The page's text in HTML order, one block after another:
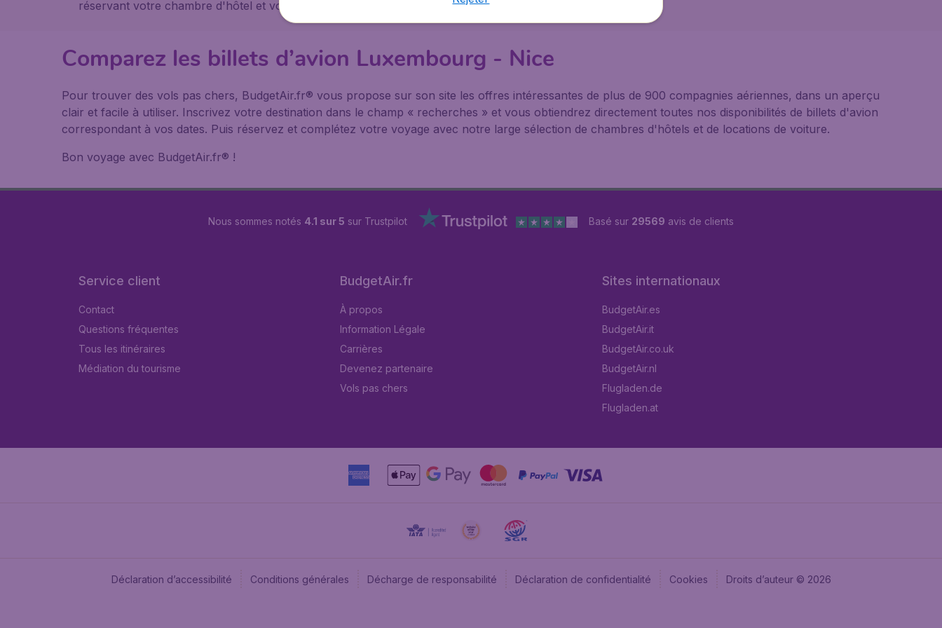
réservant votre chambre d'hôtel et votre location de voiture à l'avance, également sur BudgetAir.fr.
Comparez les billets d’avion Luxembourg - Nice
Pour trouver des vols pas chers, BudgetAir.fr® vous propose sur son site les offres intéressantes de plus de 900 compagnies aériennes, dans un aperçu
clair et facile à utiliser. Inscrivez votre destination dans le champ « recherches » et vous obtiendrez directement toutes nos disponibilités de billets d'avion
correspondant à vos dates. Puis réservez et complétez votre voyage avec notre large sélection de chambres d'hôtels et de locations de voiture.
Bon voyage avec BudgetAir.fr® !
Nous sommes notés 4.1 sur 5 sur Trustpilot Basé sur 29569 avis de clients
Service client
Contact
Questions fréquentes
Tous les itinéraires
Médiation du tourisme
BudgetAir.fr
À propos
Information Légale
Carrières
Devenez partenaire
Vols pas chers
Sites internationaux
BudgetAir.es
BudgetAir.it
BudgetAir.co.uk
BudgetAir.nl
Flugladen.de
Flugladen.at
Déclaration d’accessibilité Conditions générales Décharge de responsabilité Déclaration de confidentialité Cookies Droits d’auteur © 2026